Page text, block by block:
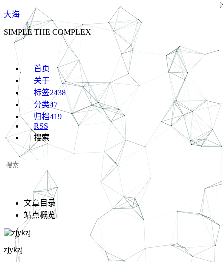
大海
SIMPLE THE COMPLEX
首页
关于
标签2438
分类47
归档419
RSS
搜索
文章目录
站点概览
zjykzj